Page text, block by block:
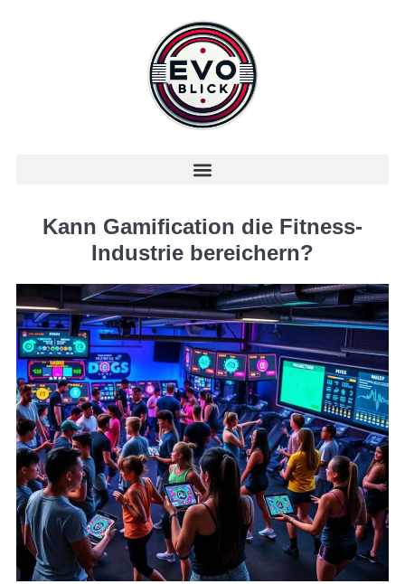
Kann Gamification die Fitness-
Industrie bereichern?